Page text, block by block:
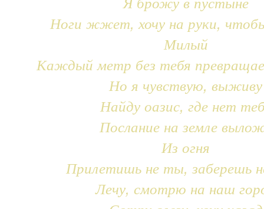
Ноги жжет, хочу на руки,
Милый
Каждый метр без тебя
Но я чувствую, выживу
Найду оазис, где нет
Послание на земле
Из огня
Прилетишь не ты, заберешь
Лечу, смотрю на наш